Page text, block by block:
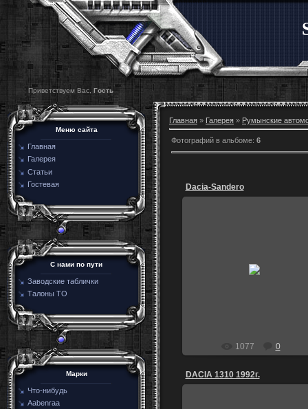
Приветствуем Вас, Гость
Меню сайта
Главная
Галерея
Статьи
Гостевая
С нами по пути
Заводские таблички
Талоны ТО
Марки
Что-нибудь
Aabenraa
Главная » Галерея » Румынские
Фотографий в альбоме: 6
Dacia-Sandero
Будва,Черногория.
1077 0
DACIA 1310 1992г.